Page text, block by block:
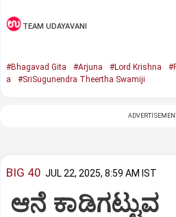
TEAM UDAYAVANI
#Bhagavad Gita #Arjuna #Lord Krishna
a
#SriSugunendra Theertha Swamiji
BIG 40 JUL 22, 2025, 8:59 AM IST
ಆನೆ ಕಾಡಿಗಟ್ಟುವ